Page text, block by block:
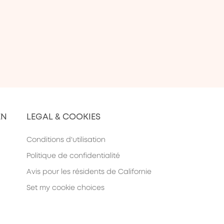
LEGAL & COOKIES
Conditions d'utilisation
Politique de confidentialité
Avis pour les résidents de Californie
Set my cookie choices